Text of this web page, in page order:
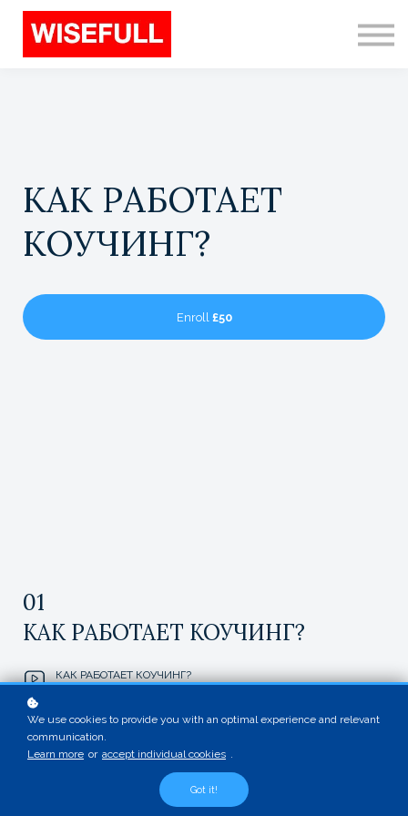
Programs (EN)
КАК РАБОТАЕТ
КОУЧИНГ?
Enroll £50
01
КАК РАБОТАЕТ КОУЧИНГ?
КАК РАБОТАЕТ КОУЧИНГ?
We use cookies to provide you with an optimal experience and relevant
communication.
Learn more or accept individual cookies .
Got it!